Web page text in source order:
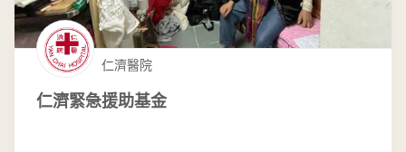
仁濟醫院
仁濟緊急援助基金